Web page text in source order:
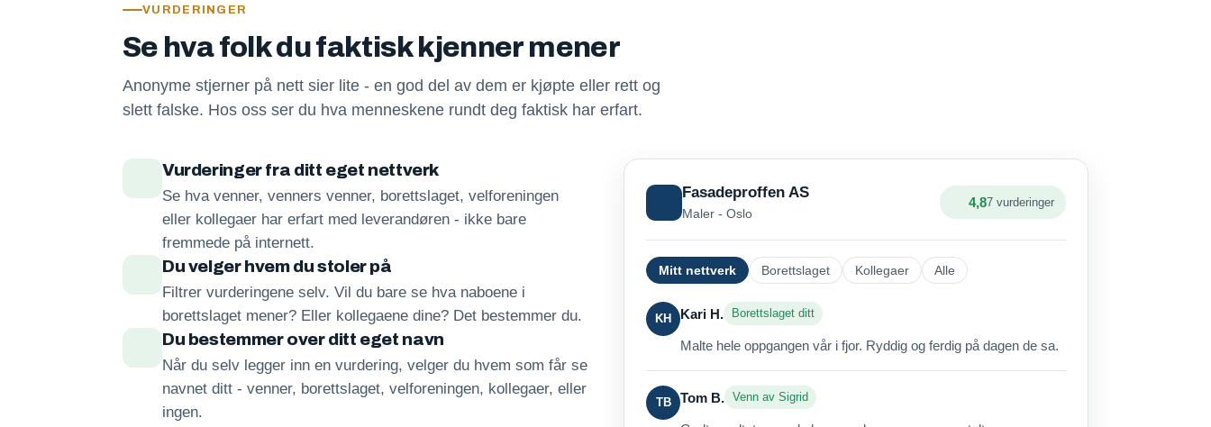
VURDERINGER
Se hva folk du faktisk kjenner mener
Anonyme stjerner på nett sier lite - en god del av dem er kjøpte eller rett og
slett falske. Hos oss ser du hva menneskene rundt deg faktisk har erfart.
Vurderinger fra ditt eget nettverk
Se hva venner, venners venner, borettslaget, velforeningen
eller kollegaer har erfart med leverandøren - ikke bare
fremmede på internett.
Du velger hvem du stoler på
Filtrer vurderingene selv. Vil du bare se hva naboene i
borettslaget mener? Eller kollegaene dine? Det bestemmer du.
Du bestemmer over ditt eget navn
Når du selv legger inn en vurdering, velger du hvem som får se
navnet ditt - venner, borettslaget, velforeningen, kollegaer, eller
ingen.
Fasadeproffen AS
Maler - Oslo
4,87 vurderinger
Mitt nettverk Borettslaget Kollegaer Alle
KH Kari H. Borettslaget ditt
Malte hele oppgangen vår i fjor. Ryddig og ferdig på dagen de sa.
TB Tom B. Venn av Sigrid